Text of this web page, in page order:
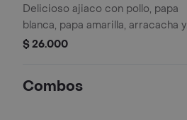
Delicioso ajiaco con pollo, papa
blanca, papa amarilla, arracacha y
guasca, servido con arroz aparte.
$ 26.000
Combos